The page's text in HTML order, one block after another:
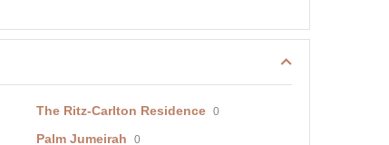
The Ritz-Carlton Residence 0
Palm Jumeirah 0